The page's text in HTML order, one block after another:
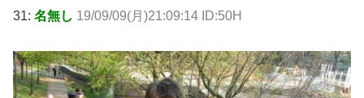
31: 名無し 19/09/09(月)21:09:14 ID:50H